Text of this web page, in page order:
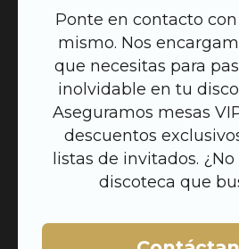
Ponte en contacto
mismo. Nos
que necesitas para
inolvidable en tu
Aseguramos mesas
descuentos
listas de invitados.
discoteca que